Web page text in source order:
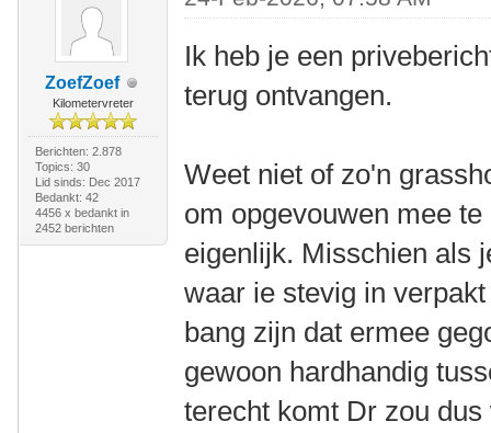
ZoefZoef
Kilometervreter
Berichten: 2.878
Topics: 30
Lid sinds: Dec 2017
Bedankt: 42
4456 x bedankt in
2452 berichten
Ik heb je een
terug ontvangen.
Weet niet of zo'n
om opgevouwen mee
eigenlijk. Misschien als
waar ie stevig in
bang zijn dat ermee
gewoon hardhandig
terecht komt Dr zou